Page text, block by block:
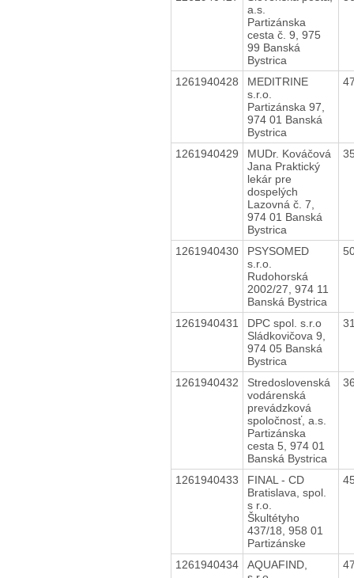
a.s.
Partizánska
cesta č. 9, 975
99 Banská
Bystrica
1261940428
MEDITRINE
s.r.o.
Partizánska 97,
974 01 Banská
Bystrica
1261940429
MUDr. Kováčová
Jana Praktický
lekár pre
dospelých
Lazovná č. 7,
974 01 Banská
Bystrica
1261940430
PSYSOMED
s.r.o.
Rudohorská
2002/27, 974 11
Banská Bystrica
1261940431
DPC spol. s.r.o
Sládkovičova 9,
974 05 Banská
Bystrica
1261940432
Stredoslovenská
vodárenská
prevádzková
spoločnosť, a.s.
Partizánska
cesta 5, 974 01
Banská Bystrica
1261940433
FINAL - CD
Bratislava, spol.
s r.o.
Škultétyho
437/18, 958 01
Partizánske
1261940434
AQUAFIND,